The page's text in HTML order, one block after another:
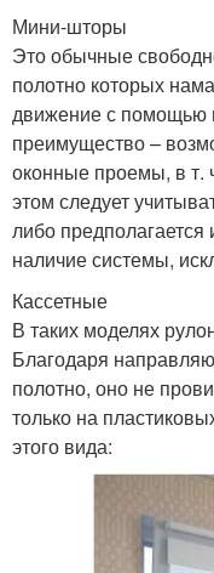
Мини-шторы
Это обычные
полотно которых
движение с помощью
преимущество –
оконные проемы, в т.
этом следует
либо
наличие системы,
Кассетные
В таких моделях
Благодаря
полотно, оно не
только на
этого вида: